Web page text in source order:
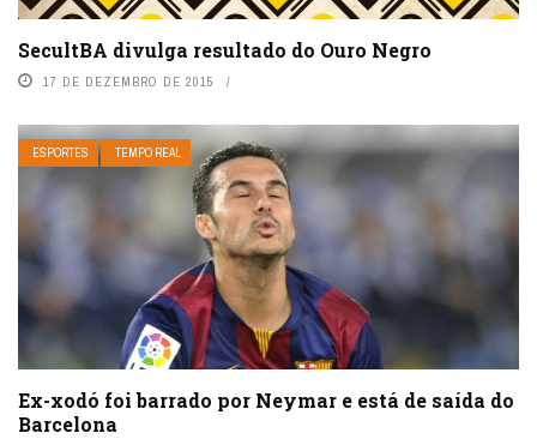
SecultBA divulga resultado do Ouro Negro
17 DE DEZEMBRO DE 2015
ESPORTES TEMPO REAL
Ex-xodó foi barrado por Neymar e está de saída do
Barcelona